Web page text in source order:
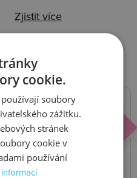
Zjistit více
cookie.
soubory
zážitku.
stránek
cookie v
používání